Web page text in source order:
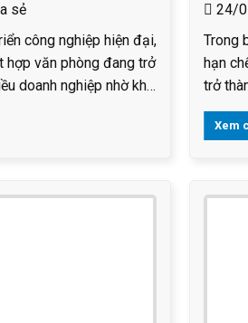
sẻ
công nghiệp hiện đại,
hợp văn phòng đang trở
doanh nghiệp nhờ khả
cao hiệu quả vận
đầu tư. Dự án nhà
dụng giải pháp kết cấu
24/
Trong
hạn
trở
ưu
trình
Xem